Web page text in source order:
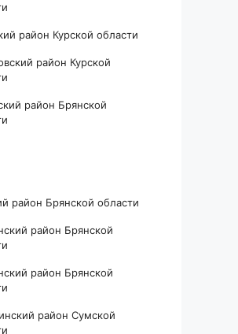
район Курской области
район Курской
район Брянской
район Брянской области
район Брянской
район Брянской
район Сумской